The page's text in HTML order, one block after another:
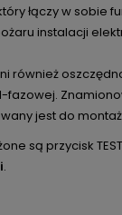
łączy w sobie
instalacji
również
fazowej.
jest do
są przycisk
.